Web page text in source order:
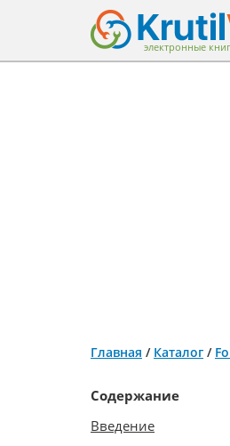
электронные
Главная / Каталог /
Содержание
Введение